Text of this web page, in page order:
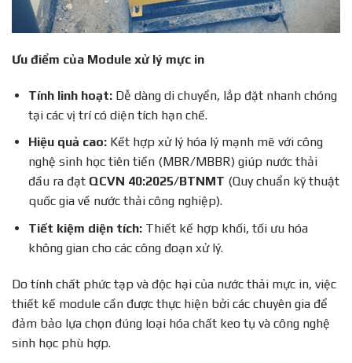
Ưu điểm của Module xử lý mực in
Tính linh hoạt:Dễ dàng di chuyển, lắp đặt nhanh chóng
tại các vị trí có diện tích hạn chế.
Hiệu quả cao:Kết hợp xử lý hóa lý mạnh mẽ với công
nghệ sinh học tiên tiến (MBR/MBBR) giúp nước thải
đầu ra đạt QCVN 40:2025/BTNMT (Quy chuẩn kỹ thuật
quốc gia về nước thải công nghiệp).
Tiết kiệm diện tích:Thiết kế hợp khối, tối ưu hóa
không gian cho các công đoạn xử lý.
Do tính chất phức tạp và độc hại của nước thải mực in, việc
thiết kế module cần được thực hiện bởi các chuyên gia để
đảm bảo lựa chọn đúng loại hóa chất keo tụ và công nghệ
sinh học phù hợp.